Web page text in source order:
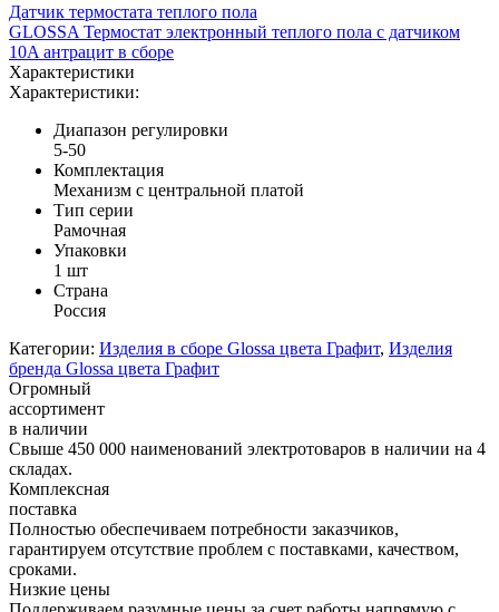
Датчик термостата теплого пола
GLOSSA Термостат электронный теплого пола с датчиком
10A антрацит в сборе
Характеристики
Характеристики:
Диапазон регулировки
5-50
Комплектация
Механизм с центральной платой
Тип серии
Рамочная
Упаковки
1 шт
Страна
Россия
Категории: Изделия в сборе Glossa цвета Графит, Изделия
бренда Glossa цвета Графит
Огромный
ассортимент
в наличии
Свыше 450 000 наименований электротоваров в наличии на 4
складах.
Комплексная
поставка
Полностью обеспечиваем потребности заказчиков,
гарантируем отсутствие проблем с поставками, качеством,
сроками.
Низкие цены